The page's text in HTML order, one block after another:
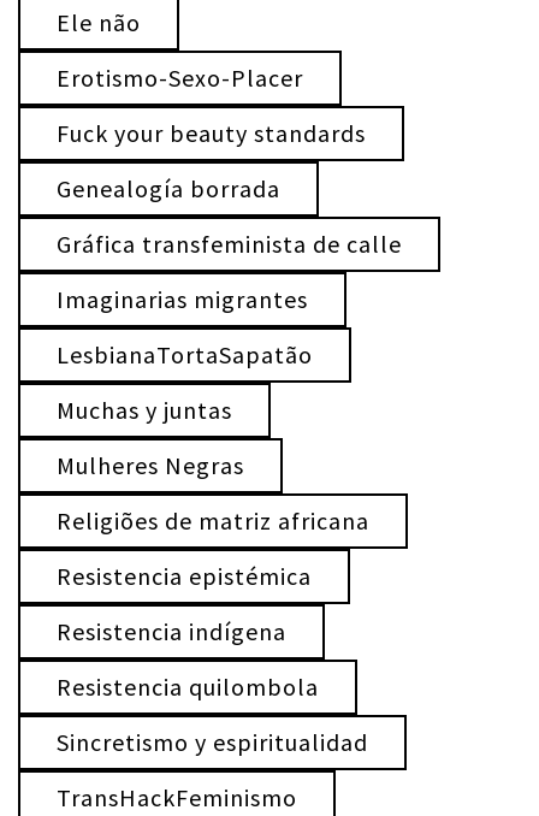
Ele não
Erotismo-Sexo-Placer
Fuck your beauty standards
Genealogía borrada
Gráfica transfeminista de calle
Imaginarias migrantes
LesbianaTortaSapatão
Muchas y juntas
Mulheres Negras
Religiões de matriz africana
Resistencia epistémica
Resistencia indígena
Resistencia quilombola
Sincretismo y espiritualidad
TransHackFeminismo